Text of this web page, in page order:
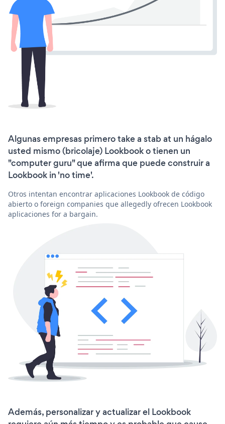
Algunas empresas primero take a stab at un hágalo
usted mismo (bricolaje) Lookbook o tienen un
"computer guru" que afirma que puede construir a
Lookbook in 'no time'.
Otros intentan encontrar aplicaciones Lookbook de código
abierto o foreign companies que allegedly ofrecen Lookbook
aplicaciones for a bargain.
Además, personalizar y actualizar el Lookbook